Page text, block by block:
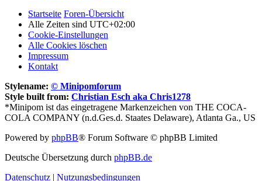
Startseite Foren-Übersicht
Alle Zeiten sind UTC+02:00
Cookie-Einstellungen
Alle Cookies löschen
Impressum
Kontakt
Stylename: © Minipomforum
Style built from: Christian Esch aka Chris1278
*Minipom ist das eingetragene Markenzeichen von THE COCA-
COLA COMPANY (n.d.Ges.d. Staates Delaware), Atlanta Ga., US
Powered by phpBB® Forum Software © phpBB Limited
Deutsche Übersetzung durch phpBB.de
Datenschutz | Nutzungsbedingungen